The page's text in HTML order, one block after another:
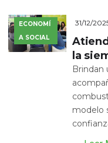
ECONOMÍ
A SOCIAL
31/12/
la
Brindan
modelo